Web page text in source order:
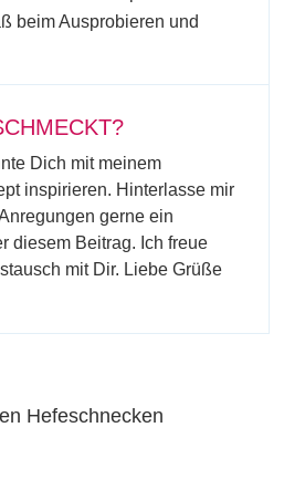
beim Ausprobieren und
Dich mit meinem
inspirieren. Hinterlasse mir
gerne ein
diesem Beitrag. Ich freue
mit Dir. Liebe Grüße